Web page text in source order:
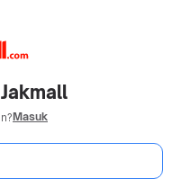
Masuk